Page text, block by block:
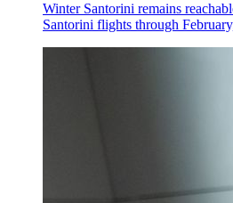
Winter Santorini remains
Santorini flights through